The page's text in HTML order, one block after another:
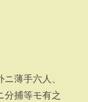
薄手六人、
分捕等モ有之